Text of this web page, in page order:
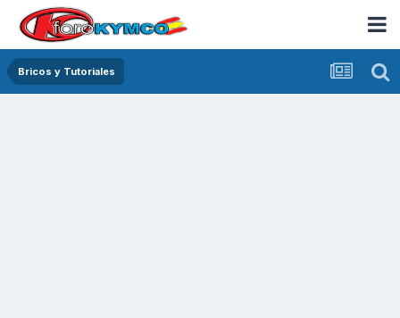
Bricos y Tutoriales